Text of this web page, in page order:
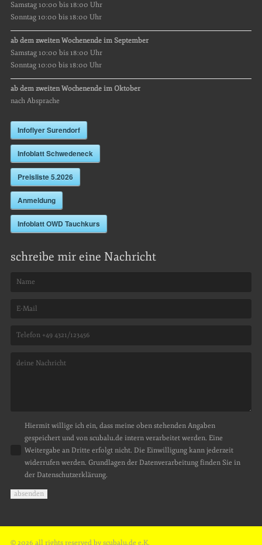
Samstag 10:00 bis 18:00 Uhr
Sonntag 10:00 bis 18:00 Uhr
ab dem zweiten Wochenende im September
Samstag 10:00 bis 18:00 Uhr
Sonntag 10:00 bis 18:00 Uhr
ab dem zweiten Wochenende im Oktober
nach Absprache
Infoflyer Surendorf
Infoblatt Schwedeneck
Preisliste 5.2026
Anmeldung
Infoblatt OWD Tauchkurs
schreibe mir eine Nachricht
Hiermit willige ich ein, dass meine oben stehenden Angaben
gespeichert und von scubalu.de intern verarbeitet werden. Eine
Weitergabe an Dritte erfolgt nicht. Die Einwilligung kann jederzeit
widerrufen werden. Grundlagen der Datenverarbeitung finden Sie in
der Datenschutzerklärung.
Bitte lasse dieses Feld leer.
© 2026 all rights reserved by scubalu.de e.K.